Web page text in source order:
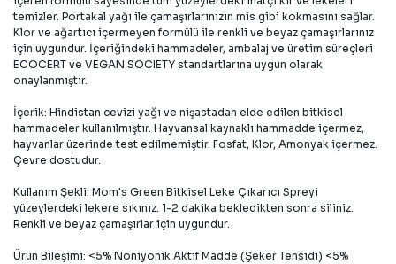
temizler. Portakal yağı ile çamaşırlarınızın mis gibi kokmasını sağlar.
Klor ve ağartıcı içermeyen formülü ile renkli ve beyaz çamaşırlarınız
için uygundur. İçeriğindeki hammadeler, ambalaj ve üretim süreçleri
ECOCERT ve VEGAN SOCIETY standartlarına uygun olarak
onaylanmıştır.
İçerik: Hindistan cevizi yağı ve nişastadan elde edilen bitkisel
hammadeler kullanılmıştır. Hayvansal kaynaklı hammadde içermez,
hayvanlar üzerinde test edilmemiştir. Fosfat, Klor, Amonyak içermez.
Çevre dostudur.
Kullanım Şekli: Mom's Green Bitkisel Leke Çıkarıcı Spreyi
yüzeylerdeki lekere sıkınız. 1-2 dakika bekledikten sonra siliniz.
Renkli ve beyaz çamaşırlar için uygundur.
Ürün Bileşimi: <5% Noniyonik Aktif Madde (Şeker Tensidi) <5%